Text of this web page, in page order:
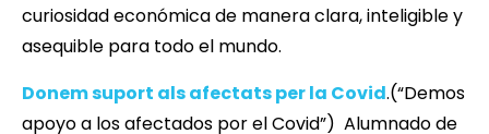
curiosidad económica de manera clara, inteligible y
asequible para todo el mundo.
Donem suport als afectats per la Covid.(“Demos
apoyo a los afectados por el Covid”) Alumnado de